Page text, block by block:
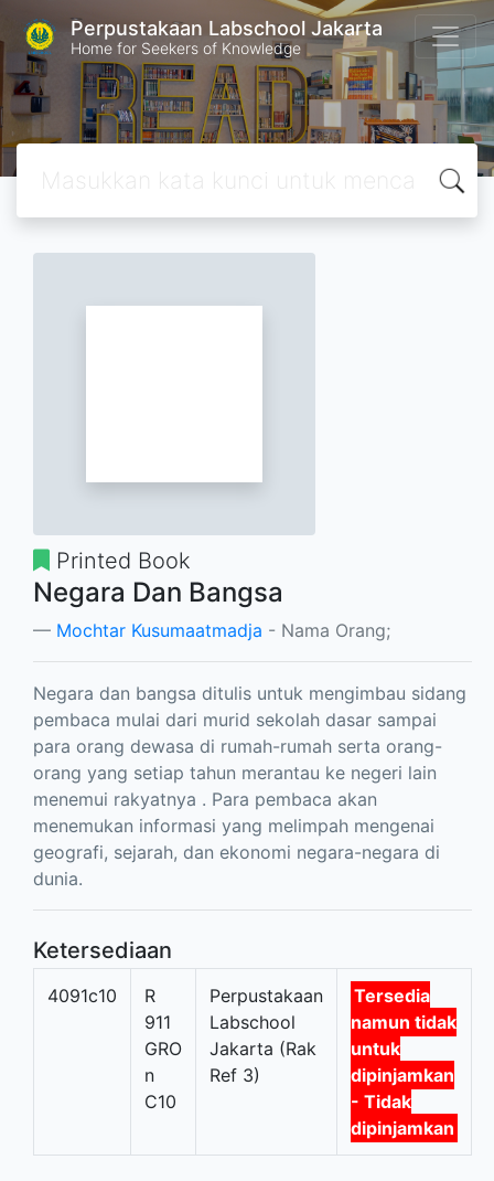
Perpustakaan Labschool Jakarta
Home for Seekers of Knowledge
Printed Book
Negara Dan Bangsa
Mochtar Kusumaatmadja - Nama Orang;
Negara dan bangsa ditulis untuk mengimbau sidang
pembaca mulai dari murid sekolah dasar sampai
para orang dewasa di rumah-rumah serta orang-
orang yang setiap tahun merantau ke negeri lain
menemui rakyatnya . Para pembaca akan
menemukan informasi yang melimpah mengenai
geografi, sejarah, dan ekonomi negara-negara di
dunia.
Ketersediaan
4091c10
R
911
GRO
n
C10
Perpustakaan
Labschool
Jakarta (Rak
Ref 3)
Tersedia
namun tidak
untuk
dipinjamkan
- Tidak
dipinjamkan